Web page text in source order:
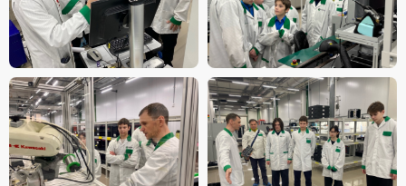
Согласие на обработку
персональных данных
Политика
конфиденциальности